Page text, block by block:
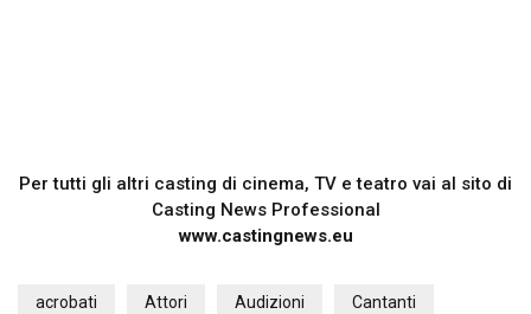
Per tutti gli altri casting di cinema, TV e teatro vai al sito di
Casting News Professional
www.castingnews.eu
acrobati Attori Audizioni
Cantanti